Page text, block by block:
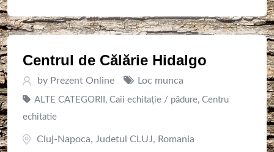
Centrul de Călărie Hidalgo
by Prezent Online Loc munca
ALTE CATEGORII , Caii echitație / pădure, Centru
echitatie
Cluj-Napoca, Judetul CLUJ, Romania